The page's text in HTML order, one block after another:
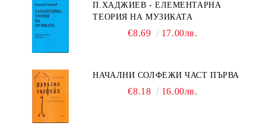
П.ХАДЖИЕВ - ЕЛЕМЕНТАРНА
ТЕОРИЯ НА МУЗИКАТА
€8.69 17.00лв.
НАЧАЛНИ СОЛФЕЖИ ЧАСТ ПЪРВА
€8.18 16.00лв.